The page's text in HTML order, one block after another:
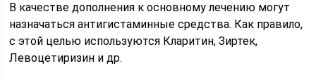
В качестве дополнения к основному лечению могут
назначаться антигистаминные средства. Как правило,
с этой целью используются Кларитин, Зиртек,
Левоцетиризин и др.